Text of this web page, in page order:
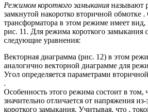
Режимом короткого замыкания называют
замкнутой накоротко вторичной обмотке
трансформатора в этом режиме имеет
рис. 11. Для режима короткого замыкания
следующие уравнения:
Векторная диаграмма (рис. 12) в этом
аналогично векторной диаграмме для
Угол определяется параметрами
.
Особенность этого режима состоит в том,
значительно отличается от напряжения
короткого замыкания. Учитывая, что ,